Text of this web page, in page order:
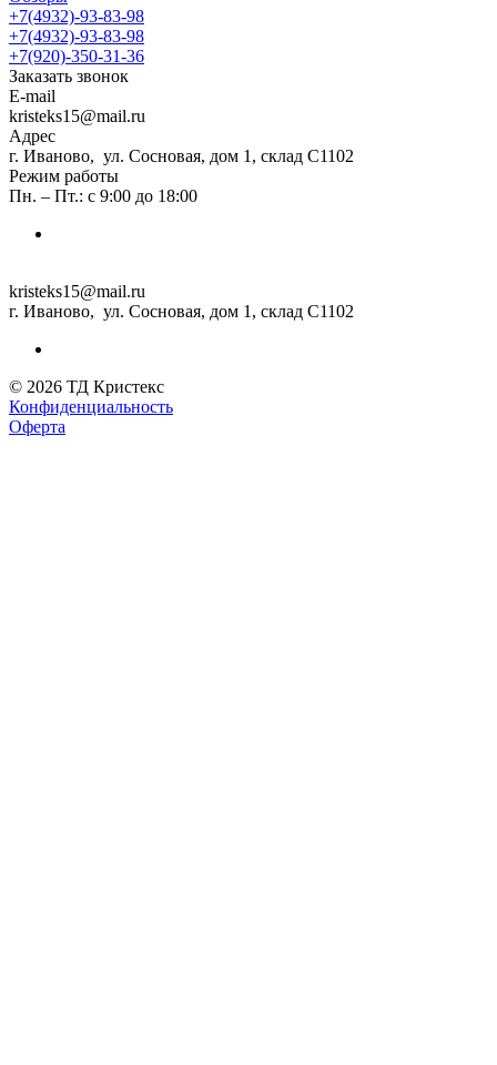
+7(4932)-93-83-98
+7(4932)-93-83-98
+7(920)-350-31-36
Заказать звонок
E-mail
kristeks15@mail.ru
Адрес
г. Иваново, ул. Сосновая, дом 1, склад С1102
Режим работы
Пн. – Пт.: с 9:00 до 18:00
kristeks15@mail.ru
г. Иваново, ул. Сосновая, дом 1, склад С1102
© 2026 ТД Кристекс
Конфиденциальность
Оферта